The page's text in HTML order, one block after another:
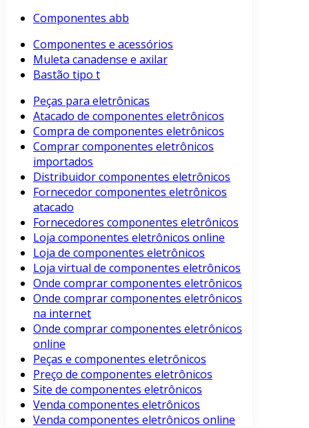
Componentes abb
Componentes e acessórios
Muleta canadense e axilar
Bastão tipo t
Peças para eletrônicas
Atacado de componentes eletrônicos
Compra de componentes eletrônicos
Comprar componentes eletrônicos
importados
Distribuidor componentes eletrônicos
Fornecedor componentes eletrônicos
atacado
Fornecedores componentes eletrônicos
Loja componentes eletrônicos online
Loja de componentes eletrônicos
Loja virtual de componentes eletrônicos
Onde comprar componentes eletrônicos
Onde comprar componentes eletrônicos
na internet
Onde comprar componentes eletrônicos
online
Peças e componentes eletrônicos
Preço de componentes eletrônicos
Site de componentes eletrônicos
Venda componentes eletrônicos
Venda componentes eletrônicos online